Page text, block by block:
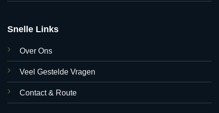
Snelle Links
Over Ons
Veel Gestelde Vragen
Contact & Route